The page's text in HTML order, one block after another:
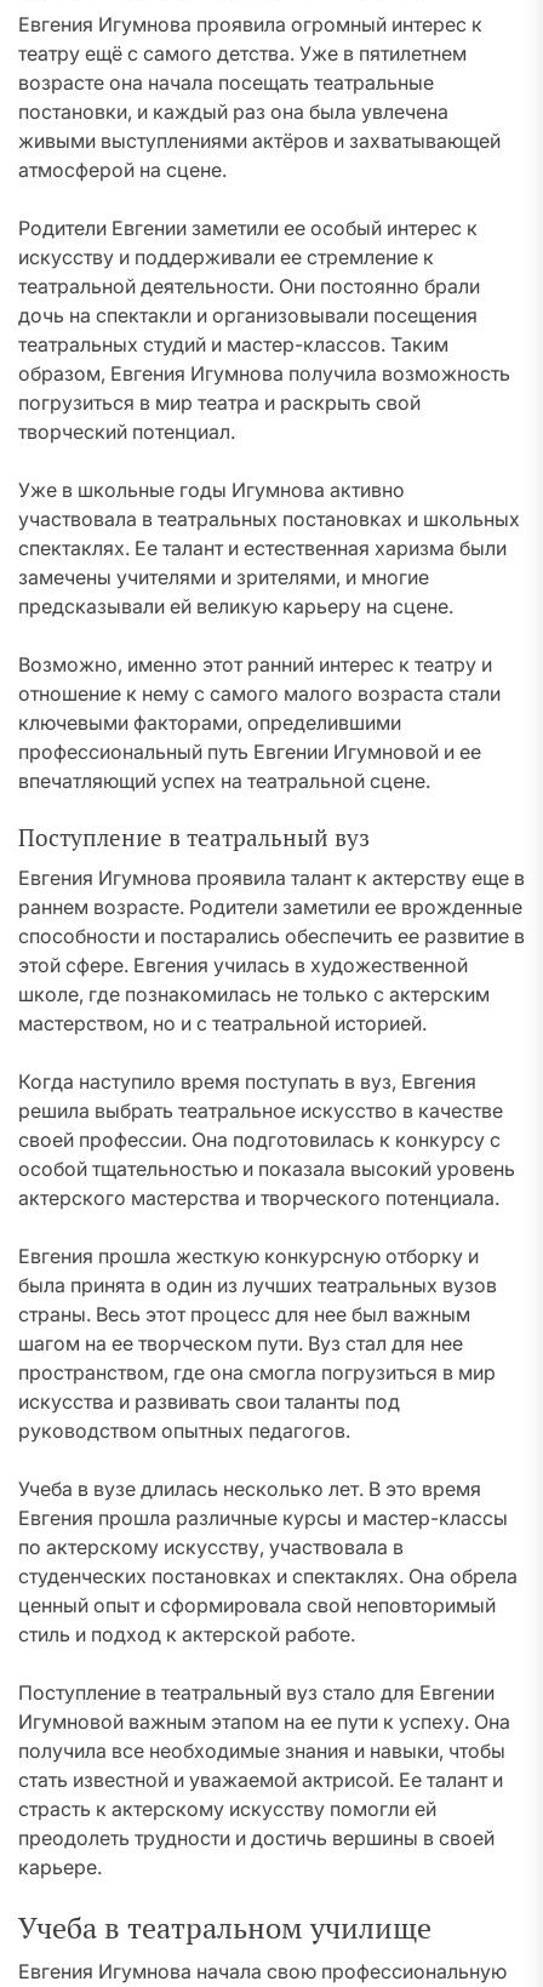
Евгения Игумнова проявила огромный интерес к
театру ещё с самого детства. Уже в пятилетнем
возрасте она начала посещать театральные
постановки, и каждый раз она была увлечена
живыми выступлениями актёров и захватывающей
атмосферой на сцене.
Родители Евгении заметили ее особый интерес к
искусству и поддерживали ее стремление к
театральной деятельности. Они постоянно брали
дочь на спектакли и организовывали посещения
театральных студий и мастер-классов. Таким
образом, Евгения Игумнова получила возможность
погрузиться в мир театра и раскрыть свой
творческий потенциал.
Уже в школьные годы Игумнова активно
участвовала в театральных постановках и школьных
спектаклях. Ее талант и естественная харизма были
замечены учителями и зрителями, и многие
предсказывали ей великую карьеру на сцене.
Возможно, именно этот ранний интерес к театру и
отношение к нему с самого малого возраста стали
ключевыми факторами, определившими
профессиональный путь Евгении Игумновой и ее
впечатляющий успех на театральной сцене.
Поступление в театральный вуз
Евгения Игумнова проявила талант к актерству еще в
раннем возрасте. Родители заметили ее врожденные
способности и постарались обеспечить ее развитие в
этой сфере. Евгения училась в художественной
школе, где познакомилась не только с актерским
мастерством, но и с театральной историей.
Когда наступило время поступать в вуз, Евгения
решила выбрать театральное искусство в качестве
своей профессии. Она подготовилась к конкурсу с
особой тщательностью и показала высокий уровень
актерского мастерства и творческого потенциала.
Евгения прошла жесткую конкурсную отборку и
была принята в один из лучших театральных вузов
страны. Весь этот процесс для нее был важным
шагом на ее творческом пути. Вуз стал для нее
пространством, где она смогла погрузиться в мир
искусства и развивать свои таланты под
руководством опытных педагогов.
Учеба в вузе длилась несколько лет. В это время
Евгения прошла различные курсы и мастер-классы
по актерскому искусству, участвовала в
студенческих постановках и спектаклях. Она обрела
ценный опыт и сформировала свой неповторимый
стиль и подход к актерской работе.
Поступление в театральный вуз стало для Евгении
Игумновой важным этапом на ее пути к успеху. Она
получила все необходимые знания и навыки, чтобы
стать известной и уважаемой актрисой. Ее талант и
страсть к актерскому искусству помогли ей
преодолеть трудности и достичь вершины в своей
карьере.
Учеба в театральном училище
Евгения Игумнова начала свою профессиональную